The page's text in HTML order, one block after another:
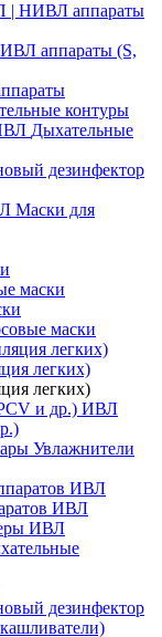
НИВЛ аппараты
аппараты (S,
контуры
Дыхательные
дезинфектор
Маски для
маски
маски
легких)
легких)
ИВЛ
Увлажнители
ИВЛ
ИВЛ
дезинфектор